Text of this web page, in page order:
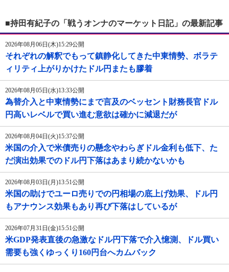
■持田有紀子の「戦うオンナのマーケット日記」の最新記事
2026年08月06日(木)15:29公開
それぞれの解釈でもって鎮静化してきた中東情勢、ボラテ
ィリティ上がりかけたドル円またも膠着
2026年08月05日(水)13:33公開
為替介入と中東情勢にまで言及のベッセント財務長官ドル
円高いレベルで買い進む意欲は確かに減退だが
2026年08月04日(火)15:37公開
米国の介入で米債売りの懸念やわらぎドル金利も低下、た
だ演出効果でのドル円下落はあまり続かないかも
2026年08月03日(月)13:51公開
米国の助けでユーロ売りでの円相場の底上げ効果、ドル円
もアナウンス効果もあり再び下落はしているが
2026年07月31日(金)15:51公開
米GDP発表直後の急激なドル円下落で介入憶測、ドル買い
需要も強くゆっくり160円台へカムバック